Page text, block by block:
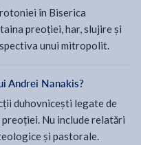
în Biserica
preoției, har, slujire și
unui mitropolit.
Andrei Nanakis?
duhovnicești legate de
Nu include relatări
și pastorale.